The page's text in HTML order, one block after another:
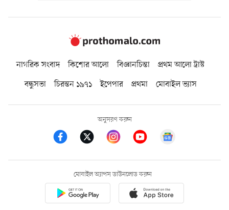
নাগরিক সংবাদ কিশোর আলো বিজ্ঞানচিন্তা
প্রথম আলো ট্রাস্ট
বন্ধুসভা
চিরন্তন ১৯৭১ ইপেপার প্রথমা মোবাইল ভ্যাস
অনুসরণ করুন
মোবাইল অ্যাপস ডাউনলোড করুন